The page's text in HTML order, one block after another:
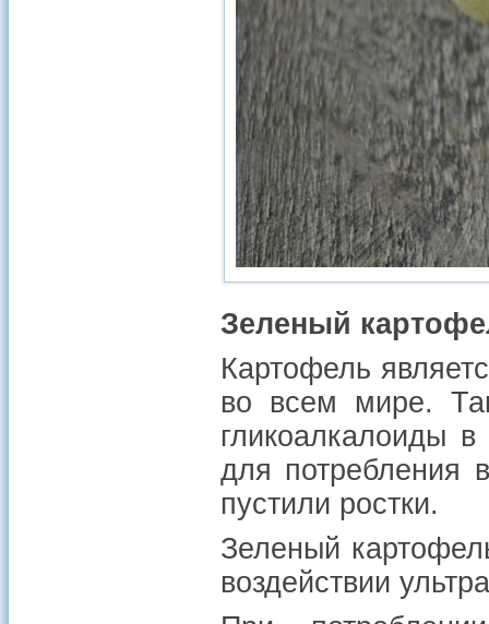
Зеленый
Картофель
во всем мире.
гликоалкалоиды
для потребления
пустили ростки.
Зеленый
воздействии